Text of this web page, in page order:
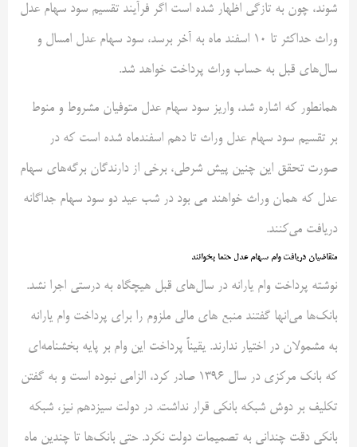
شوند، چون به تازگی اظهار شده است اگر فرآیند تقسیم سود سهام عدل
وراث حداکثر تا ۱۰ اسفند ماه به آخر برسد، سود سهام عدل امسال و
سال‌های قبل به حساب وراث پرداخت خواهد شد.
همانطور که اشاره شد، واریز سود سهام عدل متوفیان مشروط و منوط
بر تقسیم سود سهام عدل وراث تا دهم اسفندماه شده است که در
صورت تحقق این چنین پیش شرطی، برخی از دارندگان برگه‌های سهام
عدل که همان وراث خواهند می بود در شب عید دو سود سهام جداگانه
دریافت می‌کنند.
متقاضیان دریافت وام سهام عدل حتما بخوانند
نوشته پرداخت وام یارانه در سال‌های قبل هیچگاه به درستی اجرا نشد.
بانک‌ها می‌انها گفتند منبع های مالی ملزوم را برای پرداخت وام یارانه
به مشمولان در اختیار ندارند. یقیناً پرداخت این وام بر پایه بخشنامه‌ای
که بانک مرکزی در سال ۱۳۹۶ صادر کرد، الزامی نبوده است و به گفتن
تکلیف بر دوش شبکه بانکی قرار نداشت. در دولت سیزدهم نیز، شبکه
بانکی دقت چندانی به تصمیمات دولت نکرد. حتی بانک‌ها تا چندین ماه